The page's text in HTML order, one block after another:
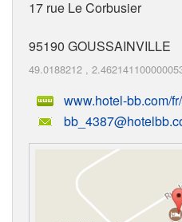
17 rue Le Corbusier
95190 GOUSSAINVILLE
49.0188212 ,
www.hotel-bb.com/